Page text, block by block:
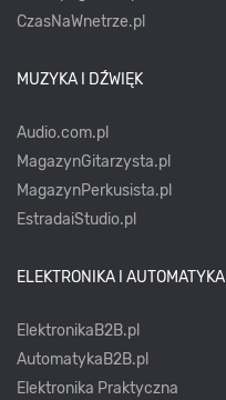
CzasNaWnetrze.pl
MUZYKA I DŹWIĘK
Audio.com.pl
MagazynGitarzysta.pl
MagazynPerkusista.pl
EstradaiStudio.pl
ELEKTRONIKA I AUTOMATYKA
ElektronikaB2B.pl
AutomatykaB2B.pl
Elektronika Praktyczna